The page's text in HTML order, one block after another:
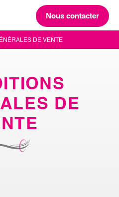
Nous contacter
DE VENTE
DE